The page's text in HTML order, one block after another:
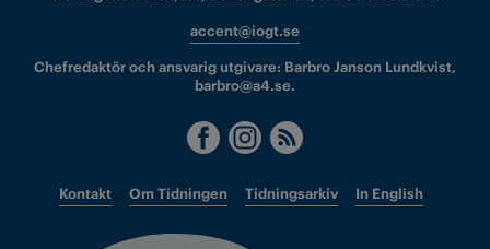
accent@iogt.se
Chefredaktör och ansvarig utgivare: Barbro Janson Lundkvist,
barbro@a4.se.
Kontakt Om Tidningen Tidningsarkiv In English